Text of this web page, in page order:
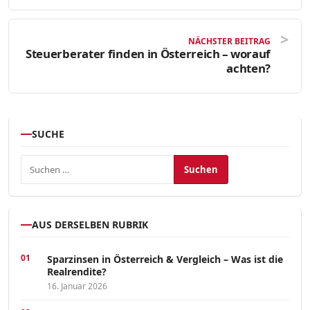
NÄCHSTER BEITRAG
Steuerberater finden in Österreich – worauf
achten?
SUCHE
Suchen nach:
AUS DERSELBEN RUBRIK
Sparzinsen in Österreich & Vergleich – Was ist die
Realrendite?
16. Januar 2026